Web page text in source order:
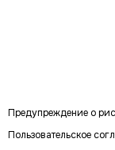
Предупреждение о
Пользовательское